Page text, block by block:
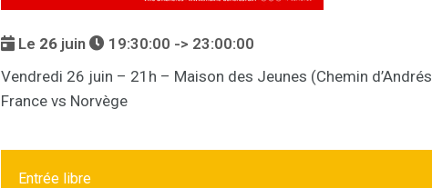
Le 26 juin
19:30:00 -> 23:00:00
Vendredi 26 juin – 21h – Maison des Jeunes (Chemin
France vs Norvège
Entrée libre